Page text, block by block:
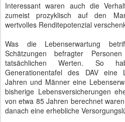
Interessant waren auch die
zumeist prozyklisch auf den
wertvolles Renditepotenzial
Was die Lebenserwartung
Schätzungen befragter
tatsächlichen Werten. So
Generationentafel des DAV eine
Jahren und Männer eine
bisherige Lebensversicherungen
von etwa 85 Jahren berechnet
danach eine erhebliche